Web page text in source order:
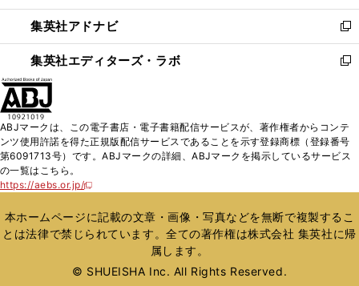
開
く
ウ
で
開
く
ン
ド
ウ
で
ウ
ィ
ン
ド
く
集英社アドナビ
新
し
い
ド
ウ
で
集英社エディターズ・ラボ
新
ィ
ン
ド
開
く
ABJマークは、この電子書店・電子書籍配信サービスが、著作権者からコンテ
ンツ使用許諾を得た正規版配信サービスであることを示す登録商標（登録番号
第6091713号）です。ABJマークの詳細、ABJマークを掲示しているサービス
の一覧はこちら。
https://aebs.or.jp/
新
い
ウ
ィ
ウ
本ホームページに記載の文章・画像・写真などを無断で複製するこ
とは法律で禁じられています。全ての著作権は株式会社 集英社に帰
属します。
© SHUEISHA Inc. All Rights Reserved.